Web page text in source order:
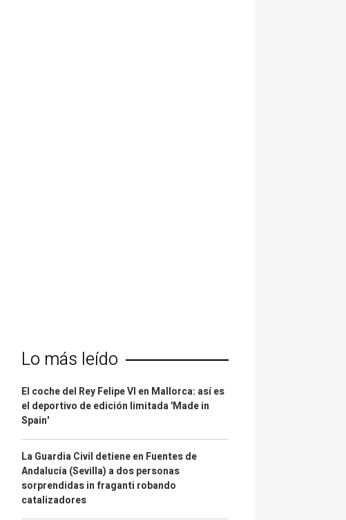
Lo más leído
El coche del Rey Felipe VI en Mallorca: así es
el deportivo de edición limitada 'Made in
Spain'
La Guardia Civil detiene en Fuentes de
Andalucía (Sevilla) a dos personas
sorprendidas in fraganti robando
catalizadores